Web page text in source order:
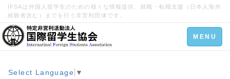
IFSAは外国人留学生のための様々な情報提供、就職・転職支援（日本人海外
経験者含む）までを行う非営利団体です。
Toggle
navigation
MENU
Select Language ▼